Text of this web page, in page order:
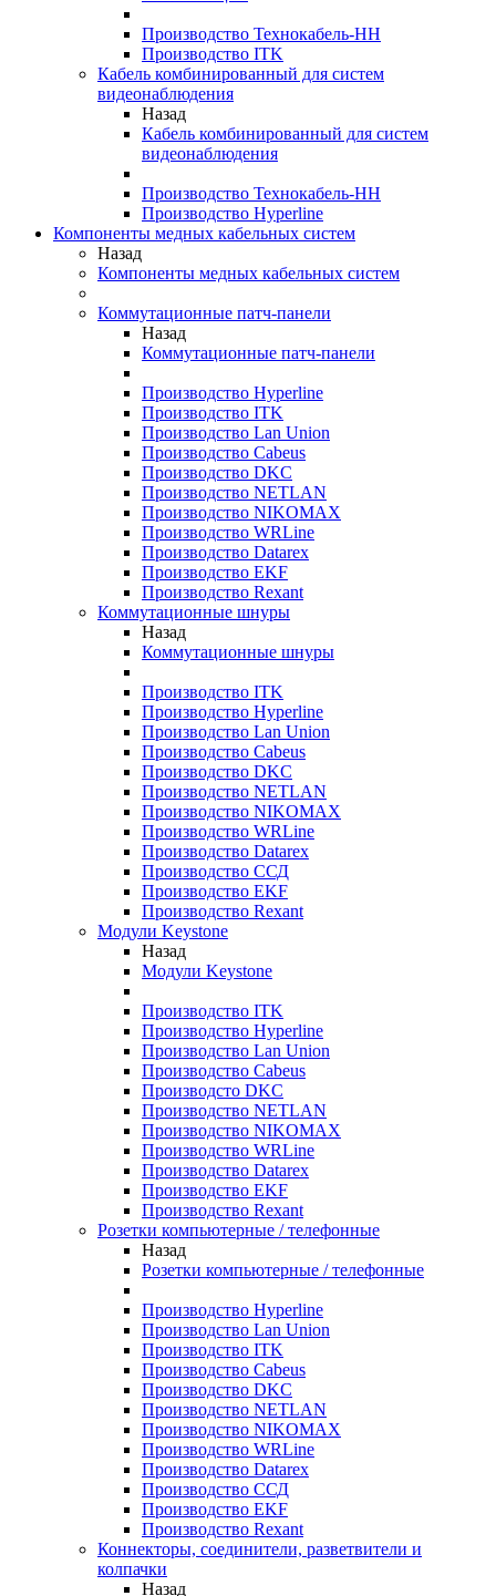
Производство Технокабель-НН
Производство ITK
Кабель комбинированный для систем
видеонаблюдения
Назад
Кабель комбинированный для систем
видеонаблюдения
Производство Технокабель-НН
Производство Hyperline
Компоненты медных кабельных систем
Назад
Компоненты медных кабельных систем
Коммутационные патч-панели
Назад
Коммутационные патч-панели
Производство Hyperline
Производство ITK
Производство Lan Union
Производство Cabeus
Производство DKC
Производство NETLAN
Производство NIKOMAX
Производство WRLine
Производство Datarex
Производство EKF
Производство Rexant
Коммутационные шнуры
Назад
Коммутационные шнуры
Производство ITK
Производство Hyperline
Производство Lan Union
Производство Cabeus
Производство DKC
Производство NETLAN
Производство NIKOMAX
Производство WRLine
Производство Datarex
Производство ССД
Производство EKF
Производство Rexant
Модули Keystone
Назад
Модули Keystone
Производство ITK
Производство Hyperline
Производство Lan Union
Производство Cabeus
Производсто DKC
Производство NETLAN
Производство NIKOMAX
Производство WRLine
Производство Datarex
Производство EKF
Производство Rexant
Розетки компьютерные / телефонные
Назад
Розетки компьютерные / телефонные
Производство Hyperline
Производство Lan Union
Производство ITK
Производство Cabeus
Производство DKC
Производство NETLAN
Производство NIKOMAX
Производство WRLine
Производство Datarex
Производство ССД
Производство EKF
Производство Rexant
Коннекторы, соединители, разветвители и
колпачки
Назад